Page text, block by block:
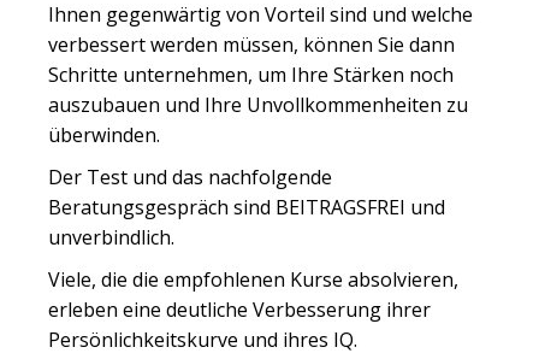
Ihnen gegenwärtig von Vorteil sind und welche
verbessert werden müssen, können Sie dann
Schritte unternehmen, um Ihre Stärken noch
auszubauen und Ihre Unvollkommenheiten zu
überwinden.
Der Test und das nachfolgende
Beratungsgespräch sind BEITRAGSFREI und
unverbindlich.
Viele, die die empfohlenen Kurse absolvieren,
erleben eine deutliche Verbesserung ihrer
Persönlichkeitskurve und ihres IQ.